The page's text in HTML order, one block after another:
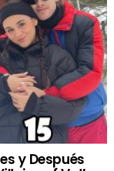
y Después